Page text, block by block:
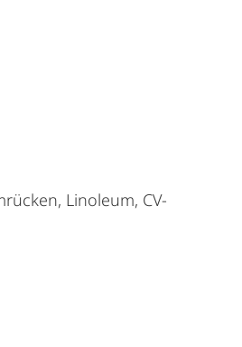
Linoleum, CV-